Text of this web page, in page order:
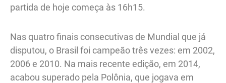
partida de hoje começa às 16h15.
Nas quatro finais consecutivas de Mundial que já
disputou, o Brasil foi campeão três vezes: em 2002,
2006 e 2010. Na mais recente edição, em 2014,
acabou superado pela Polônia, que jogava em